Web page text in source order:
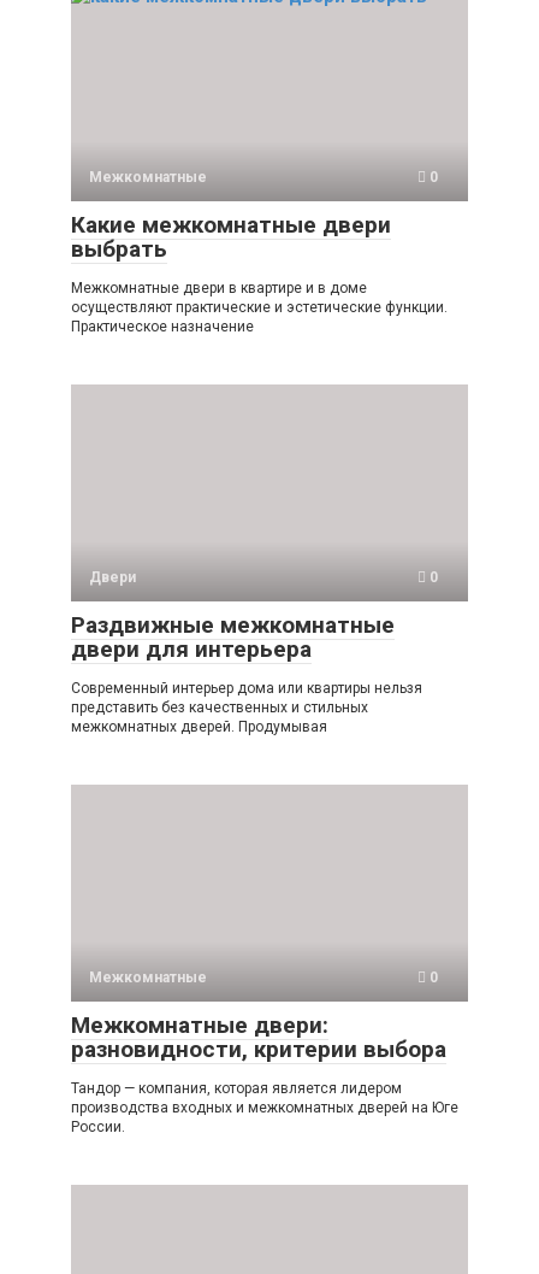
Межкомнатные 0
Какие межкомнатные двери
выбрать
Межкомнатные двери в квартире и в доме
осуществляют практические и эстетические функции.
Практическое назначение
Двери 0
Раздвижные межкомнатные
двери для интерьера
Современный интерьер дома или квартиры нельзя
представить без качественных и стильных
межкомнатных дверей. Продумывая
Межкомнатные 0
Межкомнатные двери:
разновидности, критерии выбора
Тандор — компания, которая является лидером
производства входных и межкомнатных дверей на Юге
России.